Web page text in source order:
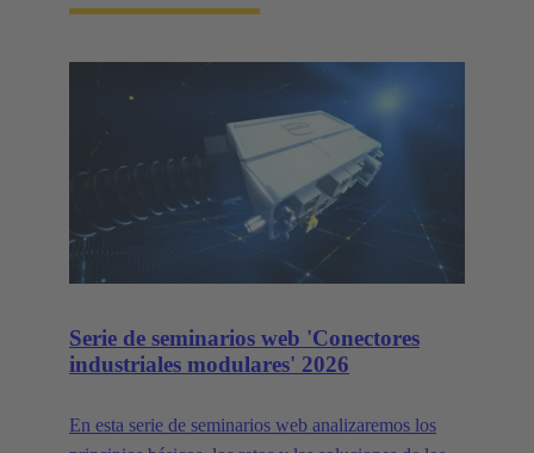
Serie de seminarios web 'Conectores
industriales modulares' 2026
En esta serie de seminarios web analizaremos los